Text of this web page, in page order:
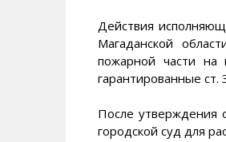
Действия
Магаданской
пожарной части
гарантированные
После утверждения
городской суд для